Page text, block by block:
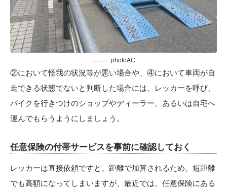
photoAC
②において怪我の状況等が悪い場合や、④において車両が自
走できる状態でないと判断した場合には、レッカーを呼び、
バイクを行きつけのショップやディーラー、あるいは自宅へ
運んでもらうようにしましょう。
任意保険の付帯サービスを事前に確認しておく
レッカーは直接依頼ですと、距離で加算されるため、短距離
でも高額になってしまいますが、最近では、任意保険にある